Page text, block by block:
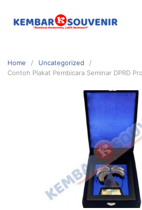
Home
Uncategorized
Contoh Plakat Pembicara Seminar DPRD